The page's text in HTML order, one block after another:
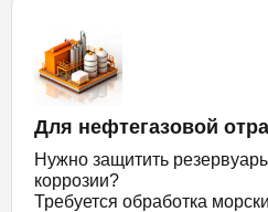
Для нефтегазовой
Нужно защитить
коррозии?
Требуется обработка